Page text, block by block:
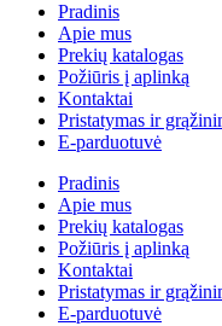
Pradinis
Apie mus
Prekių katalogas
Požiūris į aplinką
Kontaktai
Pristatymas ir
E-parduotuvė
Pradinis
Apie mus
Prekių katalogas
Požiūris į aplinką
Kontaktai
Pristatymas ir
E-parduotuvė